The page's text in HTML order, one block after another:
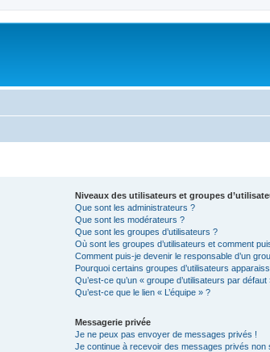
Niveaux des utilisateurs et groupes
Que sont les administrateurs ?
Que sont les modérateurs ?
Que sont les groupes d’utilisateurs ?
Où sont les groupes d’utilisateurs et comment
Comment puis-je devenir le responsable d’un
Pourquoi certains groupes d’utilisateurs
Qu’est-ce qu’un « groupe d’utilisateurs par défaut
Qu’est-ce que le lien « L’équipe » ?
Messagerie privée
Je ne peux pas envoyer de messages privés !
Je continue à recevoir des messages privés non